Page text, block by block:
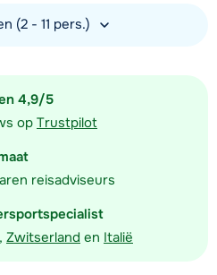
4,9/5
op Trustpilot
reisadviseurs
, Zwitserland en Italië
(2 - 11 pers.)